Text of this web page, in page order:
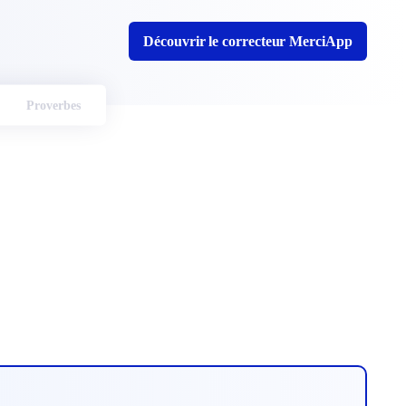
Découvrir le correcteur MerciApp
Proverbes